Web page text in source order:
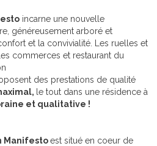
incarne une nouvelle
généreusement arboré et
et la convivialité. Les ruelles et
commerces et restaurant du
des prestations de qualité
le tout dans une résidence à
et qualitative !
Manifestoest situé en coeur de